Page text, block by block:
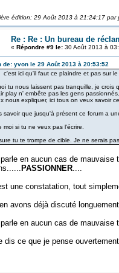
édition: 29 Août 2013 à 21:24:17 par
Re : Re : Un bureau de
« Répondre #9 le:30 Août 2013 à
de: yvon le 29 Août 2013 à 20:53:52
c'est ici qu'il faut ce plaindre et pas sur
tu nous laissent pas tranquille, je crois
play n' embête pas les gens passionnés.
nous expliquer, ici tous on veux savoir
savoir que jusqu'à présent ce forum a
moi si tu ne veux pas l'écrire.
tu te trompe de cible. Je ne serais
en aucun cas de
PASSIONNER....
une constatation, tout
avons déjà discuté
en aucun cas de
dis ce que je pense